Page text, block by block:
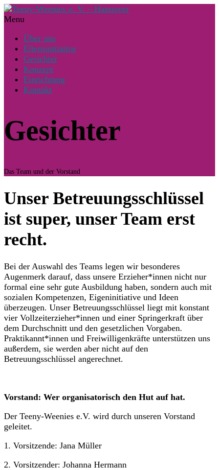
Menu
Über uns
Elterninitiative
Gesichter
Konzept
Einrichtung
Kontakt
Gesichter
Das Team und der Vorstand
Unser Betreuungsschlüssel
ist super, unser Team erst
recht.
Bei der Auswahl des Teams legen wir besonderes
Augenmerk darauf, dass unsere Erzieher*innen nicht nur
formal eine sehr gute Ausbildung haben, sondern auch mit
sozialen Kompetenzen, Eigeninitiative und Ideen
überzeugen. Unser Betreuungsschlüssel liegt mit konstant
vier Vollzeiterzieher*innen und einer Springerkraft über
dem Durchschnitt und den gesetzlichen Vorgaben.
Praktikannt*innen und Freiwilligenkräfte unterstützen uns
außerdem, sie werden aber nicht auf den
Betreuungsschlüssel angerechnet.
Vorstand: Wer organisatorisch den Hut auf hat.
Der Teeny-Weenies e.V. wird durch unseren Vorstand
geleitet.
1. Vorsitzende: Jana Müller
2. Vorsitzender: Johanna Hermann